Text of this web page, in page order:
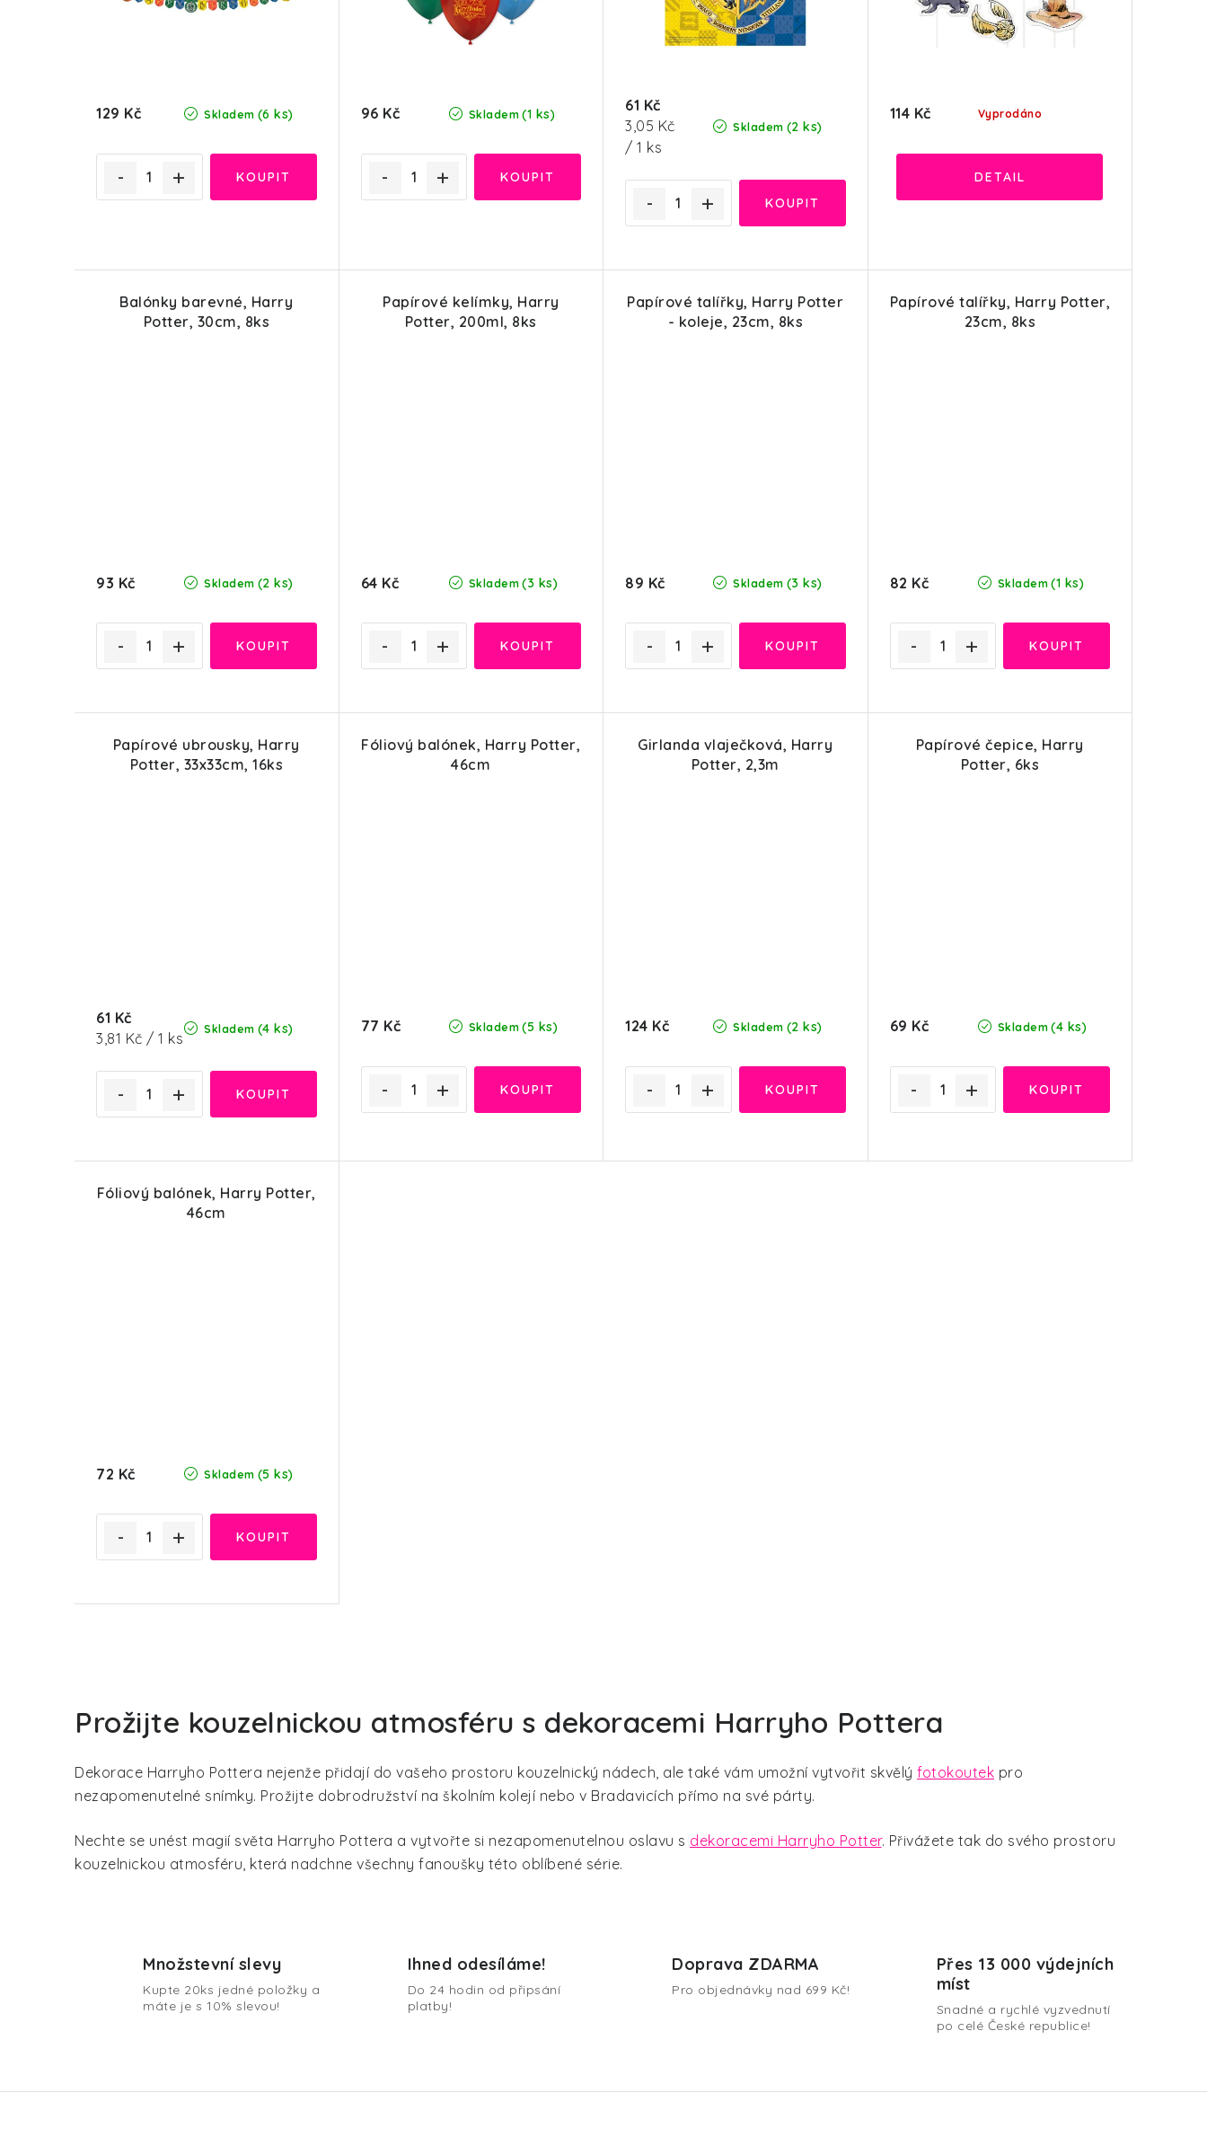
Skladem (6 ks)
129 Kč Skladem (1 ks)
96 Kč
Skladem (2 ks)
61 Kč
Měrná
cena:
3,05 Kč
/ 1 ks
Vyprodáno
114 Kč
Balónky barevné, Harry
Potter, 30cm, 8ks
Skladem (2 ks)
93 Kč
Papírové kelímky, Harry
Potter, 200ml, 8ks
Skladem (3 ks)
64 Kč
Papírové talířky, Harry Potter
- koleje, 23cm, 8ks
Skladem (3 ks)
89 Kč
Papírové talířky, Harry Potter,
23cm, 8ks
Skladem (1 ks)
82 Kč
Papírové ubrousky, Harry
Potter, 33x33cm, 16ks
Skladem (4 ks)
61 Kč
Měrná
3,81 Kč / 1 ks
Fóliový balónek, Harry Potter,
46cm
Skladem (5 ks)
77 Kč
Girlanda vlaječková, Harry
Potter, 2,3m
Skladem (2 ks)
124 Kč
Papírové čepice, Harry
Potter, 6ks
Skladem (4 ks)
69 Kč
Fóliový balónek, Harry Potter,
46cm
Skladem (5 ks)
72 Kč
v
l
á
d
c
ý
Prožijte kouzelnickou atmosféru s dekoracemi Harryho Pottera
Dekorace Harryho Pottera nejenže přidají do vašeho prostoru kouzelnický nádech, ale také vám umožní vytvořit skvělý fotokoutek pro
nezapomenutelné snímky. Prožijte dobrodružství na školním kolejí nebo v Bradavicích přímo na své párty.
Nechte se unést magií světa Harryho Pottera a vytvořte si nezapomenutelnou oslavu s dekoracemi Harryho Potter. Přivážete tak do svého prostoru
kouzelnickou atmosféru, která nadchne všechny fanoušky této oblíbené série.
Množstevní slevy
Kupte 20ks jedné položky a
máte je s 10% slevou!
Ihned odesíláme!
Do 24 hodin od připsání
platby!
Doprava ZDARMA
Pro objednávky nad 699 Kč!
Přes 13 000 výdejních
míst
Snadné a rychlé vyzvednutí
po celé České republice!